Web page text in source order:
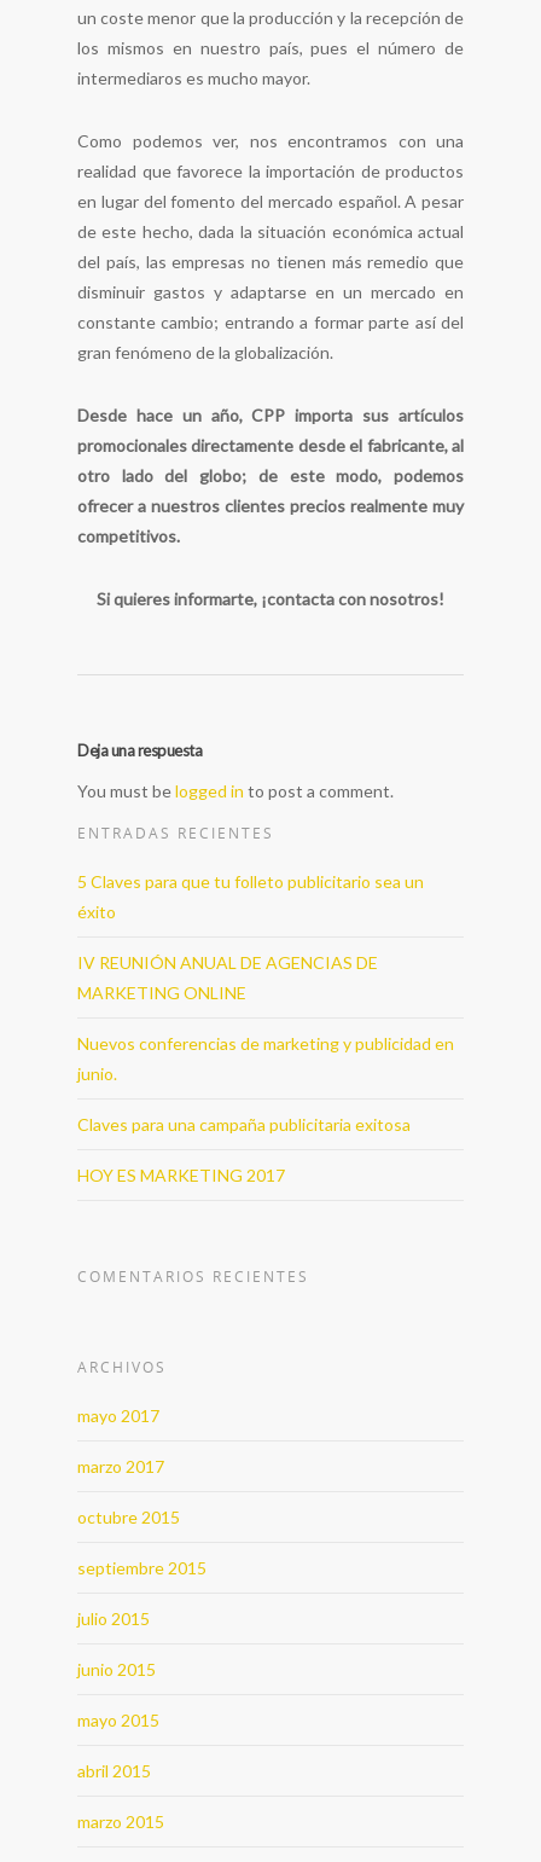
un coste menor que la producción y la recepción de
los mismos en nuestro país, pues el número de
intermediaros es mucho mayor.
Como podemos ver, nos encontramos con una
realidad que favorece la importación de productos
en lugar del fomento del mercado español. A pesar
de este hecho, dada la situación económica actual
del país, las empresas no tienen más remedio que
disminuir gastos y adaptarse en un mercado en
constante cambio; entrando a formar parte así del
gran fenómeno de la globalización.
Desde hace un año, CPP importa sus artículos
promocionales directamente desde el fabricante, al
otro lado del globo; de este modo, podemos
ofrecer a nuestros clientes precios realmente muy
competitivos.
Si quieres informarte, ¡contacta con nosotros!
Deja una respuesta
You must belogged in to post a comment.
ENTRADAS RECIENTES
5 Claves para que tu folleto publicitario sea un
éxito
IV REUNIÓN ANUAL DE AGENCIAS DE
MARKETING ONLINE
Nuevos conferencias de marketing y publicidad en
junio.
Claves para una campaña publicitaria exitosa
HOY ES MARKETING 2017
COMENTARIOS RECIENTES
ARCHIVOS
mayo 2017
marzo 2017
octubre 2015
septiembre 2015
julio 2015
junio 2015
mayo 2015
abril 2015
marzo 2015